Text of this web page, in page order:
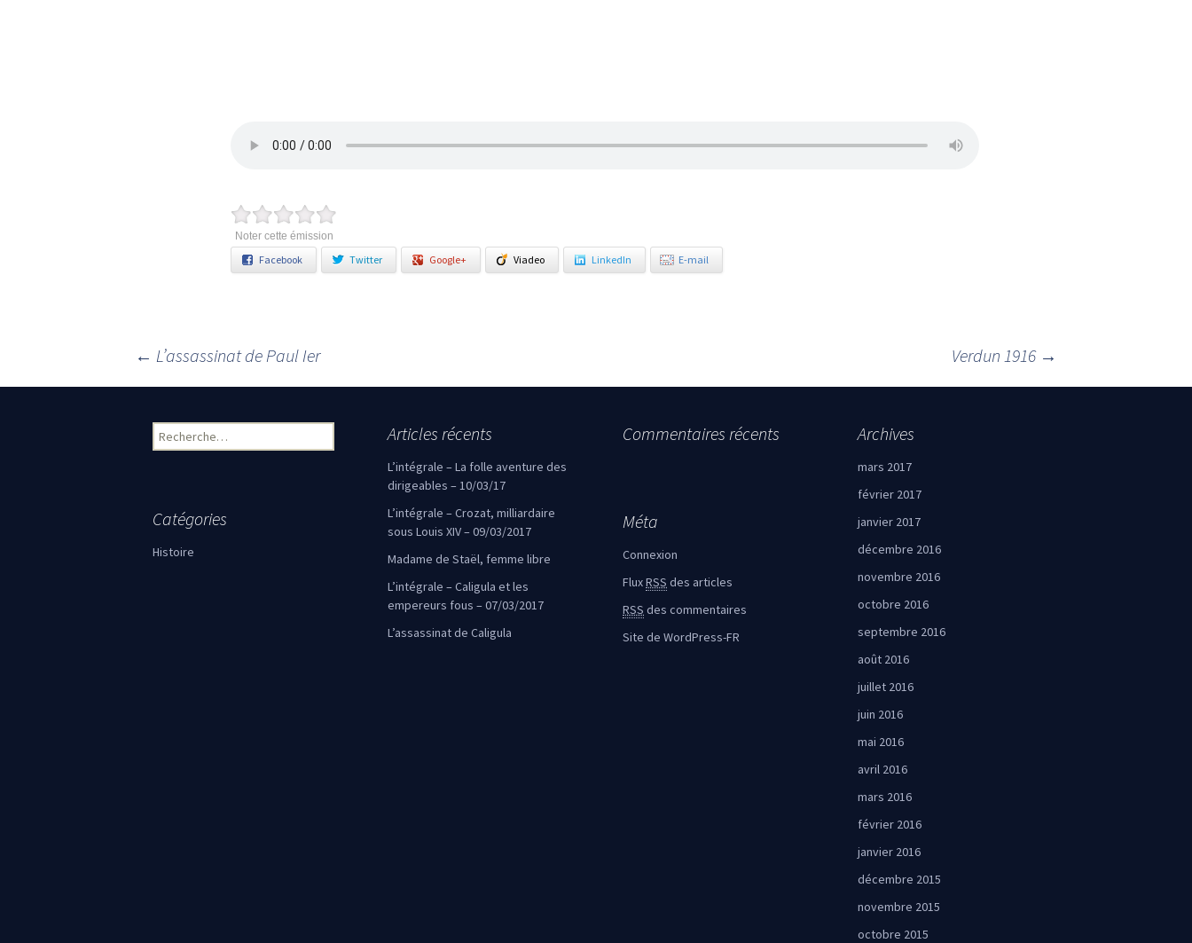
Noter cette émission
Facebook Twitter Google+ Viadeo LinkedIn E-mail
Navigation des articles
← L’assassinat de Paul Ier Verdun 1916 →
Rechercher : Articles récents
L’intégrale – La folle aventure des
dirigeables – 10/03/17
L’intégrale – Crozat, milliardaire
sous Louis XIV – 09/03/2017
Madame de Staël, femme libre
L’intégrale – Caligula et les
empereurs fous – 07/03/2017
L’assassinat de Caligula
Commentaires récents Archives
mars 2017
février 2017
janvier 2017
décembre 2016
novembre 2016
octobre 2016
septembre 2016
août 2016
juillet 2016
juin 2016
mai 2016
avril 2016
mars 2016
février 2016
janvier 2016
décembre 2015
novembre 2015
octobre 2015
Catégories
Histoire
Méta
Connexion
FluxRSS des articles
RSS des commentaires
Site de WordPress-FR